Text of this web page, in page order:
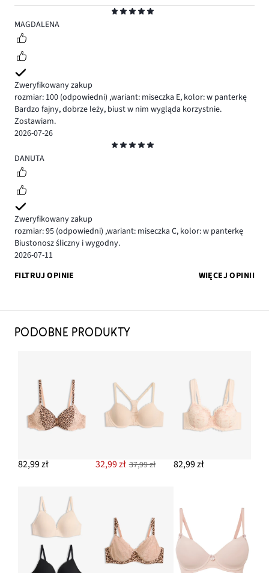
5
MAGDALENA
Zweryfikowany zakup
rozmiar: 100 (odpowiedni) ,wariant: miseczka E, kolor: w panterkę
Bardzo fajny, dobrze leży, biust w nim wygląda korzystnie.
Zostawiam.
2026-07-26
5
DANUTA
Zweryfikowany zakup
rozmiar: 95 (odpowiedni) ,wariant: miseczka C, kolor: w panterkę
Biustonosz śliczny i wygodny.
2026-07-11
FILTRUJ OPINIE
WIĘCEJ OPINII
PODOBNE PRODUKTY
82,99 zł 32,99 zł 37,99 zł 82,99 zł